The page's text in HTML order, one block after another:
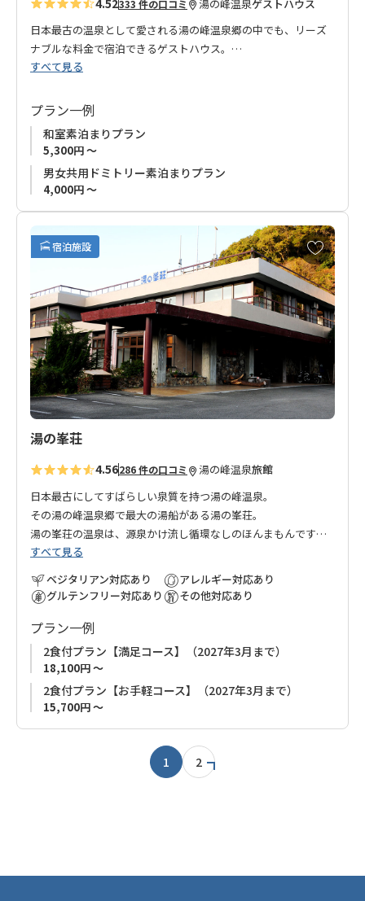
333 件の口コミ 湯の峰温泉ゲストハウス
日本最古の温泉として愛される湯の峰温泉郷の中でも、リーズ
ナブルな料金で宿泊できるゲストハウス。
お部屋は、和室、洋室（2段ベッド2台）、男女共用ドミトリ
旅のお客様も大歓迎です！
源泉かけ流しの内湯と露天風呂があり、お客様各組でプライベ
ート利用（貸切利用）することができます。
旅の疲れを源泉かけ流しの湯で癒してください。
熊野本宮大社へのご参拝、熊野古道歩きに『ジェイホッパー
ズ 熊野湯峰ゲストハウス』をご利用くださいませ。
■お申込み受付について
お申込みの受付はご利用希望日の６ケ月前からです。
すべて見る
プラン一例
和室素泊まりプラン
5,300円 ～
男女共用ドミトリー素泊まりプラン
4,000円 ～
宿泊施設
お
気
に
入
り
に
追
加
湯の峯荘
4.56286 件の口コミ 湯の峰温泉旅館
日本最古にしてすばらしい泉質を持つ湯の峰温泉。
その湯の峰温泉郷で最大の湯船がある湯の峯荘。
湯の峯荘の温泉は、源泉かけ流し循環なしのほんまもんです。
地元のブランド牛（美熊野牛）や豚（岩清水豚）、新鮮な魚介
類など、厳選された食材を使ったお料理をご用意して、お待ち
致しております
すべて見る
ベジタリアン対応あり
グルテンフリー対応あり
アレルギー対応あり
その他対応あり
プラン一例
2食付プラン【満足コース】（2027年3月まで）
18,100円 ～
2食付プラン【お手軽コース】（2027年3月まで）
15,700円 ～
1 2